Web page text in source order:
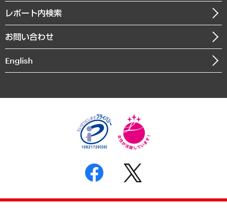
まちづくり・観光・交通・スポーツ・スマートシティ
自然資源・農林水産業・食料システム
沿革
組織図・本部部室紹介
インドネシア現地法人
個人情報保護方針
反社会的勢力に対する基本方針
書面による個人情報の開示等の請求の手続きについて
レポート内検索
お問い合わせ
English